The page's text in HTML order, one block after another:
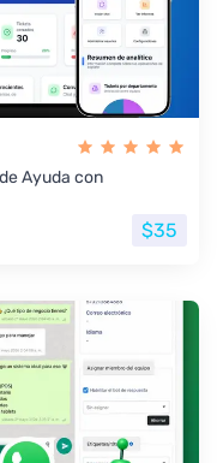
Ayuda con
$35